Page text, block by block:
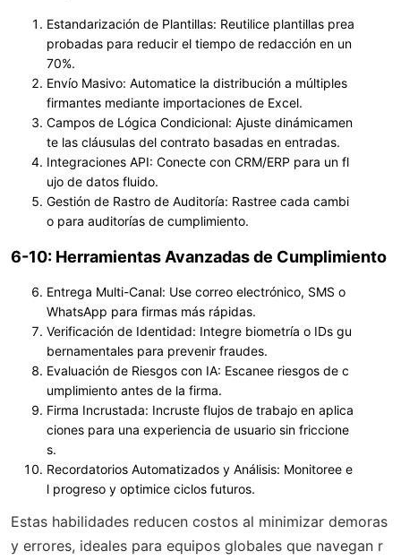
Estandarización de Plantillas: Reutilice plantillas prea
probadas para reducir el tiempo de redacción en un
70%.
Envío Masivo: Automatice la distribución a múltiples
firmantes mediante importaciones de Excel.
Campos de Lógica Condicional: Ajuste dinámicamen
te las cláusulas del contrato basadas en entradas.
Integraciones API: Conecte con CRM/ERP para un fl
ujo de datos fluido.
Gestión de Rastro de Auditoría: Rastree cada cambi
o para auditorías de cumplimiento.
6-10: Herramientas Avanzadas de Cumplimiento
Entrega Multi-Canal: Use correo electrónico, SMS o
WhatsApp para firmas más rápidas.
Verificación de Identidad: Integre biometría o IDs gu
bernamentales para prevenir fraudes.
Evaluación de Riesgos con IA: Escanee riesgos de c
umplimiento antes de la firma.
Firma Incrustada: Incruste flujos de trabajo en aplica
ciones para una experiencia de usuario sin friccione
s.
Recordatorios Automatizados y Análisis: Monitoree e
l progreso y optimice ciclos futuros.
Estas habilidades reducen costos al minimizar demoras
y errores, ideales para equipos globales que navegan r